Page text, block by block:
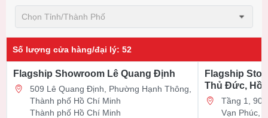
Chọn Tỉnh/thành Phố
Số lượng cửa hàng/đại lý: 52
Flagship Showroom Lê Quang Định
509 Lê Quang Định, Phường Hạnh Thông,
Thành phố Hồ Chí Minh
Thành phố Hồ Chí Minh
Flagship
Thủ Đức, Hồ
Tầng 1, 90
Vạn Phúc,